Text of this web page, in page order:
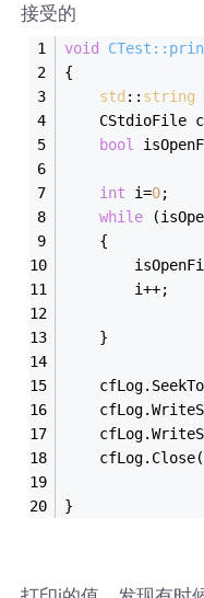
接受的
void
{
std :: string
CStdioFile
bool
int i=0;
while
	{
		i++;
	}
}